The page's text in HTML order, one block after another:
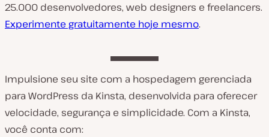
25.000 desenvolvedores, web designers e freelancers.
Experimente gratuitamente hoje mesmo.
Impulsione seu site com a hospedagem gerenciada
para WordPress da Kinsta, desenvolvida para oferecer
velocidade, segurança e simplicidade. Com a Kinsta,
você conta com: